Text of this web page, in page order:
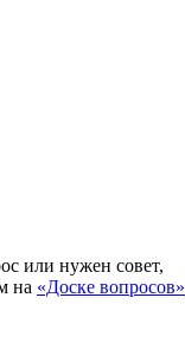
или нужен совет,
на «Доске вопросов»